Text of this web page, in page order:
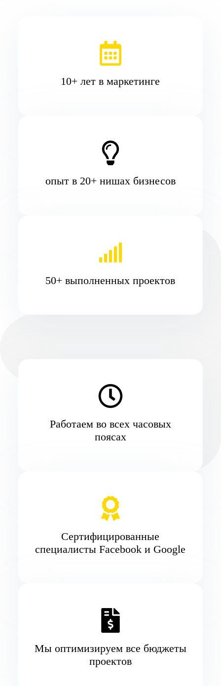
10+ лет в маркетинге
опыт в 20+ нишах бизнесов
50+ выполненных проектов
Работаем во всех часовых
поясах
Сертифицированные
специалисты Facebook и Google
Мы оптимизируем все бюджеты
проектов